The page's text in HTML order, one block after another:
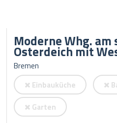
Moderne Whg. am
Osterdeich mit
Bremen
Einbauküche
Garten